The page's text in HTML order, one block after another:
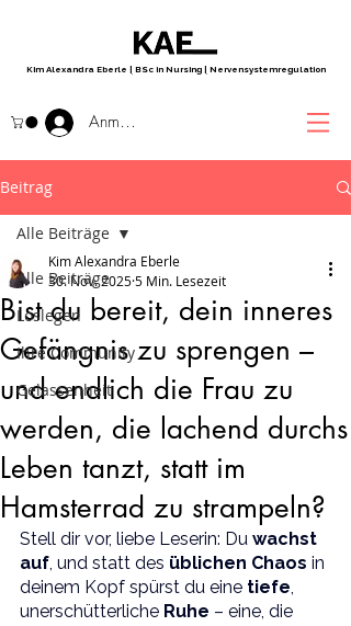
Kim Alexandra Eberle | BSc in Nursing | Nervensystemregulation
Anmelden
Beitrag
Alle Beiträge
Loslegen
Ihre Community
Gelassenheit
Alle Beiträge
Bist du bereit, dein inneres
Gefängnis zu sprengen –
und endlich die Frau zu
werden, die lachend durchs
Leben tanzt, statt im
Hamsterrad zu strampeln?
Kim Alexandra Eberle
30. Nov. 20255 Min. Lesezeit
Stell dir vor, liebe Leserin: Du wachst
auf, und statt des üblichen Chaos in
deinem Kopf spürst du eine tiefe,
unerschütterliche Ruhe – eine, die